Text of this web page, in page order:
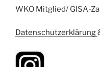
WKO Mitglied/ GISA-
Datenschutzerklärung